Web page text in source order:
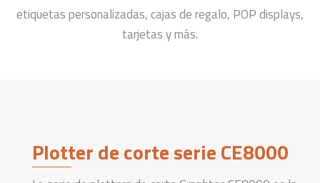
etiquetas personalizadas, cajas de regalo, POP displays,
tarjetas y más.
Plotter de corte serie CE8000